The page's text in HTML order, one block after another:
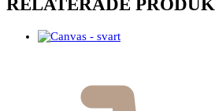
RELATERADE